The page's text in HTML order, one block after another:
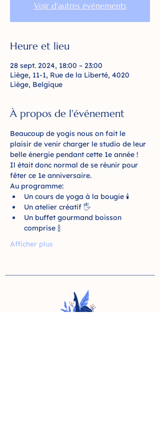
Voir d'autres événements
Heure et lieu
28 sept. 2024, 18:00 – 23:00
Liège, 11-1, Rue de la Liberté, 4020
Liège, Belgique
À propos de l'événement
Beaucoup de yogis nous on fait le
plaisir de venir charger le studio de leur
belle énergie pendant cette 1e année !
Il était donc normal de se réunir pour
fêter ce 1e anniversaire.
Au programme:
Un cours de yoga à la bougie 🕯️
Un atelier créatif 🖐️
Un buffet gourmand boisson
comprise 🍾
Afficher plus